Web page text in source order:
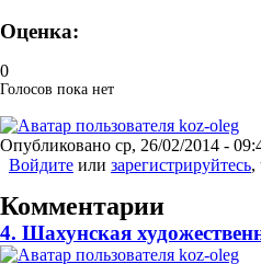
Оценка:
0
Голосов пока нет
Опубликовано ср, 26/02/2014 -
Войдите или зарегистрируйтесь,
Комментарии
4. Шахунская